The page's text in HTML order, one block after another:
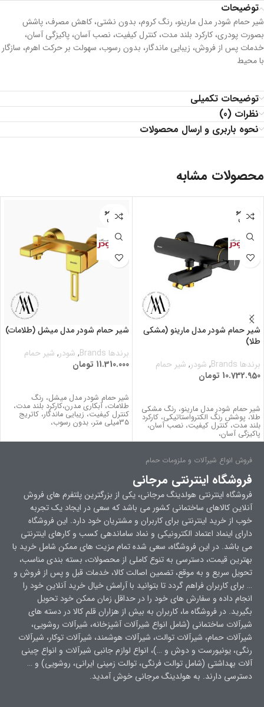
توضیحات
شیر حمام شودر مدل مارینو، رنگ کروم، بدون نشتي، کاهش مصرف، پاشش
بصورت پودری، کارکرد بلند مدت، كنترل كيفيت، نصب آسان، پاکیزگی آسان،
خدمات پس از فروش، زیبایی ماندگار، بدون رسوب، سهولت بر حرکت اهرم، سازگار
با محیط
توضیحات تکمیلی
نظرات (0)
نحوه باربری و ارسال محصولات
محصولات مشابه
اتمام مو
جودی
شیر حمام شودر مدل مارینو (مشکی
طلا)
برندها Brands
, شودر, شیر حمام
10.732.950 تومان
شیر حمام شودر مدل مارینو، رنگ مشکی
طلا، پوشش رنگ الکترواستاتیکی، کارکرد
بلند مدت، كنترل كيفيت، نصب آسان،
پاکیزگی آسان،
اتمام مو
جودی
شیر حمام شودر مدل میشل (طلامات)
برندها Brands
, شودر, شیر حمام
11.310.000 تومان
شیر حمام شودر مدل میشل، رنگ
طلامات، آبکاری مدرن،کارکرد بلند مدت،
كنترل كيفيت، زیبایی ماندگار، کاتریج
35میلی متر، بدون رسوب،
فروش انواع شیرآلات و ملزومات حمام
فروشگاه اینترنتی مرجانی
فروشگاه اینترنتی هولدینگ مرجانی، یکی از بزرگترین پلتفرم های فروش
آنلاین کالاهای ساختمانی کشور می باشد که سعی در ایجاد یک تجربه
خوب از خرید اینترنتی برای کاربران و مشتریان خود دارد. این فروشگاه
دارای اینماد اعتماد الکترونیکی و نماد ساماندهی کسب و کارهای اینترنتی
می باشد. در این فروشگاه، سعی شده تمام مزیت های ممکن شامل خرید با
بهترین قیمت، دسترسی به تنوع کاملی از محصولات، بسته بندی مناسب،
تحویل سریع و به موقع، تضمین اصالت کالا، خدمات قبل و پس از فروش و
… برای کاربران فراهم گردد تا بتوانید با آرامش خیال خرید آنلاین خود را
انجام داده و سفارش های خود را در حداقل زمان ممکن خود تحویل
بگیرید. در فروشگاه ما، کاربران به بیش از هزاران قلم کالا در دسته های
شیرآلات ساختمانی (شامل انواع شیرآلات آشپزخانه، شیرآلات روشویی،
شیرآلات حمام، شیرآلات توالت، شیرآلات هوشمند، شیرآلات توکار، شیرآلات
رنگی، یونیورست و دوش و …)، انواع لوازم جانبی شیرآلات و انواع چینی
آلات بهداشتی (شامل توالت فرنگی، توالت زمینی ایرانی، روشویی) و …
دسترسی دارند. به هولدینگ مرجانی خوش آمدید.